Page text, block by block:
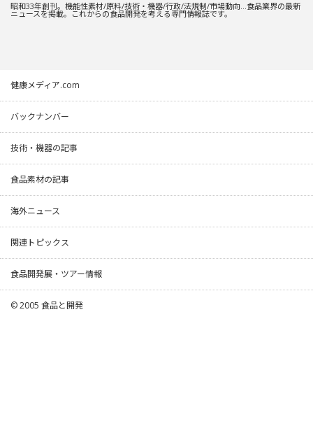
昭和33年創刊。機能性素材/原料/技術・機器/行政/法規制/市場動向…食品業界の最新
ニュースを掲載。これからの食品開発を考える専門情報誌です。
健康メディア.com
バックナンバー
技術・機器の記事
食品素材の記事
海外ニュース
関連トピックス
食品開発展・ツアー情報
© 2005 食品と開発